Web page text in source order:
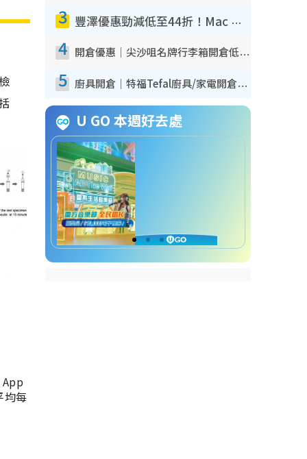
均每
3 豐澤優惠勁減低至44折！Mac mini/iPhone17Pro大減價！廚房家電$220起
4 開倉優惠｜尖沙咀名牌行李箱開倉低至4折！一連5日 American Tourister/ace./Hallmark $200起！
5 廚具開倉｜特福Tefal廚具/家電開倉低至3折！$220起買平底鍋/炒鑊/湯煲！電飯煲/吸塵機/燙斗$418起
U GO 本週好去處